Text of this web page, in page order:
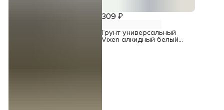
309 ₽
Грунт универсальный
Vixen алкидный белый